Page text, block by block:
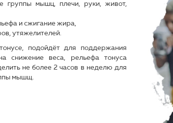
группы мышц, плечи, руки, живот,
и сжигание жира,
утяжелителей.
подойдёт для поддержания
снижение веса, рельефа тонуса
не более 2 часов в неделю для
мышщ.